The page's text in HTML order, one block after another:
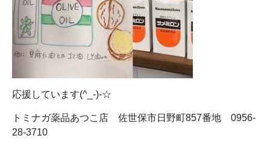
応援しています(^_-)-☆
トミナガ薬品あつこ店 佐世保市日野町857番地 0956-
28-3710